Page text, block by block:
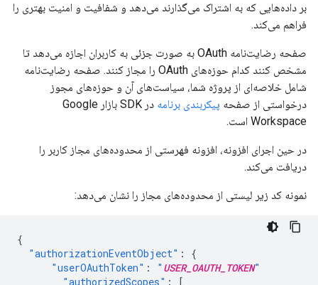
بر داده‌هایی که به اشتراک می‌گذارند می‌دهد و شفافیت و امنیت بهتری را
فراهم می‌کند.
صفحه رضایت‌نامه OAuth به صورت جزئی به کاربران اجازه می‌دهد تا
مشخص کنند کدام حوزه‌های OAuth را مجاز کنند. صفحه رضایت‌نامه
شامل خلاصه‌ای از پروژه شما، سیاست‌های آن و حوزه‌های مجوز
درخواستی از صفحه پیکربندی برنامه
در SDK بازار Google
Workspace است.
در حین اجرای افزونه، افزونه فهرستی از محدوده‌های مجاز کاربر را
دریافت می‌کند.
نمونه کد زیر لیستی از محدوده‌های مجاز را نشان می‌دهد:
{
"authorizationEventObject" :
{
"userOAuthToken" : " USER_OAUTH_TOKEN"
"authorizedScopes" :
[